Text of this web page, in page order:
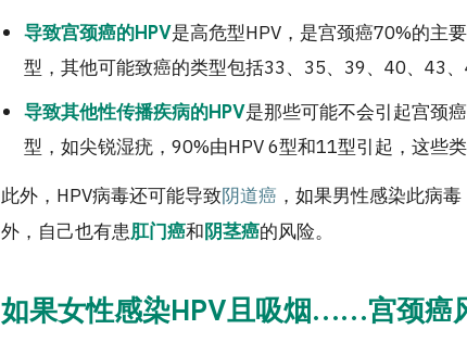
导致宫颈癌的HPV是高危型HPV，是宫颈癌70%的主
型，其他可能致癌的类型包括33、35、39、40、43
导致其他性传播疾病的HPV是那些可能不会引起宫颈
型，如尖锐湿疣，90%由HPV 6型和11型引起，这些
此外，HPV病毒还可能导致阴道癌 ，如果男性感染此病
外，自己也有患肛门癌和阴茎癌的风险。
如果女性感染HPV且吸烟……宫颈癌